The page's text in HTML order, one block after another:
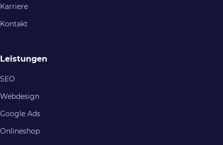
Karriere
Kontakt
Leistungen
SEO
Webdesign
Google Ads
Onlineshop